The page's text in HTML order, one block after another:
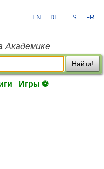
EN DE ES FR
Академике
Найти!
Игры ⚽